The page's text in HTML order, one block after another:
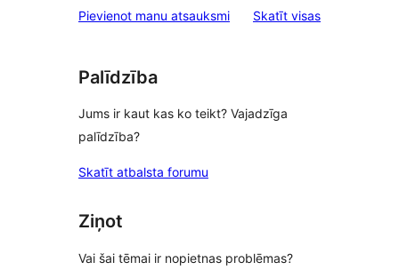
reviews
Pievienot manu atsauksmi Skatīt visasatsauksmes
Palīdzība
Jums ir kaut kas ko teikt? Vajadzīga
palīdzība?
Skatīt atbalsta forumu
Ziņot
Vai šai tēmai ir nopietnas problēmas?